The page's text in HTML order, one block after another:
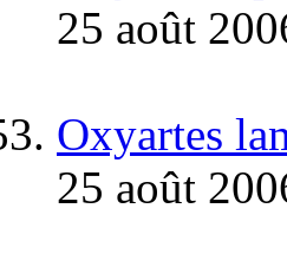
25 août
Oxyartes
25 août